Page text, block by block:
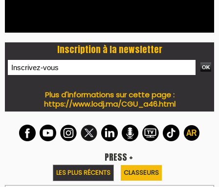
Inscription à la newsletter
Plus d'informations sur cette page :
https://www.lodj.ma/CGU_a46.html
PRESS +
LES PLUS RÉCENTS CLASSEURS